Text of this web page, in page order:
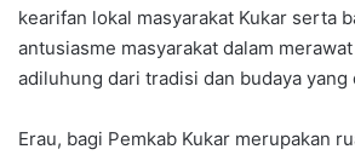
kearifan lokal masyarakat Kukar serta
antusiasme masyarakat dalam
adiluhung dari tradisi dan budaya yang
Erau, bagi Pemkab Kukar merupakan